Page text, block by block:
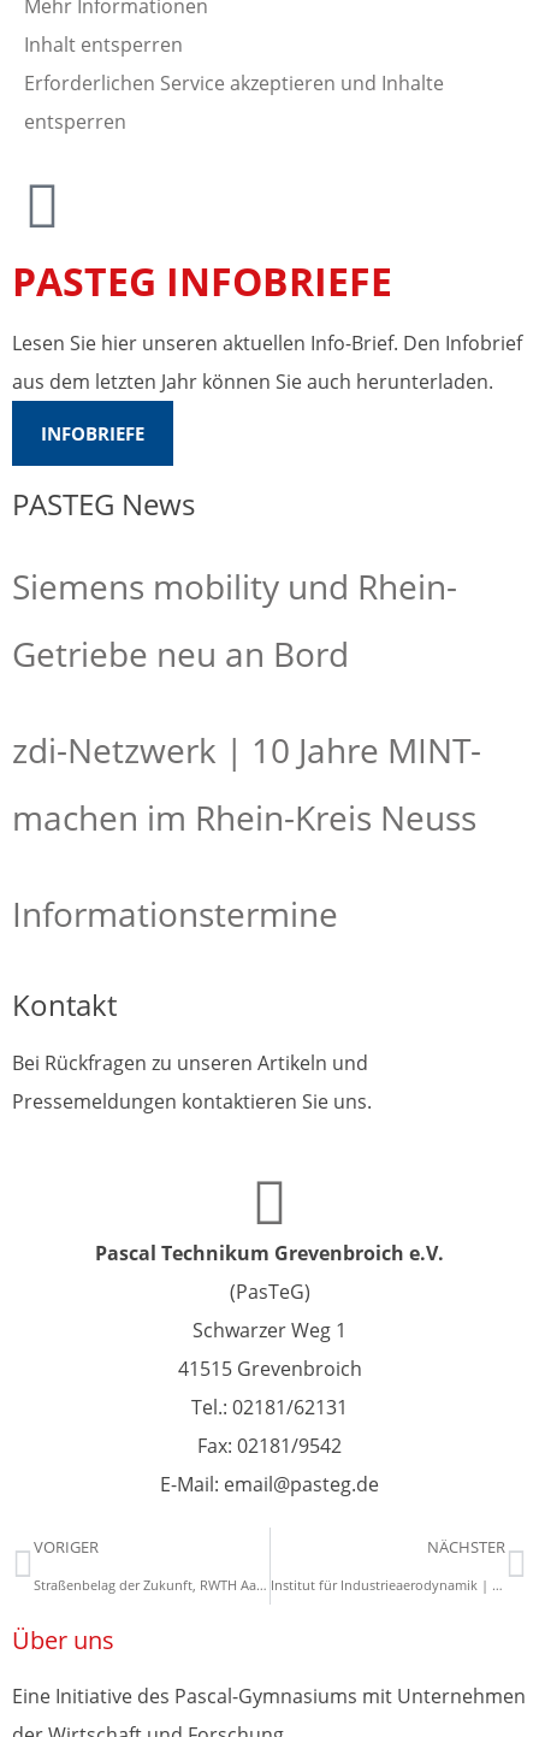
Mehr Informationen
Inhalt entsperren
Erforderlichen Service akzeptieren und Inhalte
entsperren
PASTEG INFOBRIEFE
Lesen Sie hier unseren aktuellen Info-Brief. Den Infobrief
aus dem letzten Jahr können Sie auch herunterladen.
INFOBRIEFE
PASTEG News
Siemens mobility und Rhein-
Getriebe neu an Bord
zdi-Netzwerk | 10 Jahre MINT-
machen im Rhein-Kreis Neuss
Informationstermine
Kontakt
Bei Rückfragen zu unseren Artikeln und
Pressemeldungen kontaktieren Sie uns.
Pascal Technikum Grevenbroich e.V.
(PasTeG)
Schwarzer Weg 1
41515 Grevenbroich
Tel.: 02181/62131
Fax: 02181/9542
E-Mail: email@pasteg.de
VORIGER
Straßenbelag der Zukunft, RWTH Aachen (2025)
NÄCHSTER
Institut für Industrieaerodynamik | Fa. IFI, Aachen (2025)
Über uns
Eine Initiative des Pascal-Gymnasiums mit Unternehmen